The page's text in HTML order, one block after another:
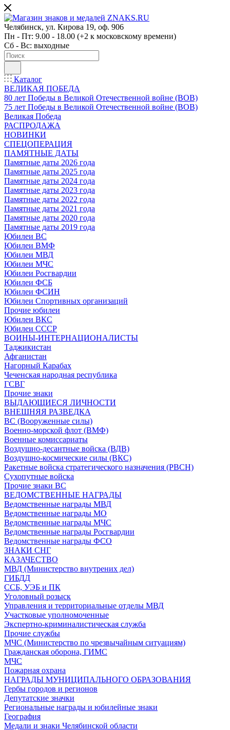
Челябинск, ул. Кирова 19, оф. 906
Пн - Пт: 9.00 - 18.00 (+2 к московскому времени)
Сб - Вс: выходные
Каталог
ВЕЛИКАЯ ПОБЕДА
80 лет Победы в Великой Отечественной войне (ВОВ)
75 лет Победы в Великой Отечественной войне (ВОВ)
Великая Победа
РАСПРОДАЖА
НОВИНКИ
СПЕЦОПЕРАЦИЯ
ПАМЯТНЫЕ ДАТЫ
Памятные даты 2026 года
Памятные даты 2025 года
Памятные даты 2024 года
Памятные даты 2023 года
Памятные даты 2022 года
Памятные даты 2021 года
Памятные даты 2020 года
Памятные даты 2019 года
Юбилеи ВС
Юбилеи ВМФ
Юбилеи МВД
Юбилеи МЧС
Юбилеи Росгвардии
Юбилеи ФСБ
Юбилеи ФСИН
Юбилеи Спортивных организаций
Прочие юбилеи
Юбилеи ВКС
Юбилеи СССР
ВОИНЫ-ИНТЕРНАЦИОНАЛИСТЫ
Таджикистан
Афганистан
Нагорный Карабах
Чеченская народная республика
ГСВГ
Прочие знаки
ВЫДАЮЩИЕСЯ ЛИЧНОСТИ
ВНЕШНЯЯ РАЗВЕДКА
ВС (Вооруженные силы)
Военно-морской флот (ВМФ)
Военные комиссариаты
Воздушно-десантные войска (ВДВ)
Воздушно-космические силы (ВКС)
Ракетные войска стратегического назначения (РВСН)
Сухопутные войска
Прочие знаки ВС
ВЕДОМСТВЕННЫЕ НАГРАДЫ
Ведомственные награды МВД
Ведомственные награды МО
Ведомственные награды МЧС
Ведомственные награды Росгвардии
Ведомственные награды ФСО
ЗНАКИ СНГ
КАЗАЧЕСТВО
МВД (Министерство внутрених дел)
ГИБДД
ССБ, УЭБ и ПК
Уголовный розыск
Управления и территориальные отделы МВД
Участковые уполномоченные
Экспертно-криминалистическая служба
Прочие службы
МЧС (Министерство по чрезвычайным ситуациям)
Гражданская оборона, ГИМС
МЧС
Пожарная охрана
НАГРАДЫ МУНИЦИПАЛЬНОГО ОБРАЗОВАНИЯ
Гербы городов и регионов
Депутатские значки
Региональные награды и юбилейные знаки
География
Медали и знаки Челябинской области